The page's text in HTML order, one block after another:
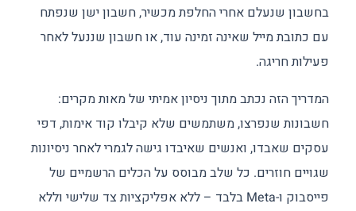
בחשבון שנעלם אחרי החלפת מכשיר, חשבון ישן שנפתח
עם כתובת מייל שאינה זמינה עוד, או חשבון שננעל לאחר
פעילות חריגה.
המדריך הזה נכתב מתוך ניסיון אמיתי של מאות מקרים:
חשבונות שנפרצו, משתמשים שלא קיבלו קוד אימות, דפי
עסקים שאבדו, ואנשים שאיבדו גישה לגמרי לאחר ניסיונות
שגויים חוזרים. כל שלב מבוסס על הכלים הרשמיים של
פייסבוק ו-Meta בלבד – ללא אפליקציות צד שלישי וללא